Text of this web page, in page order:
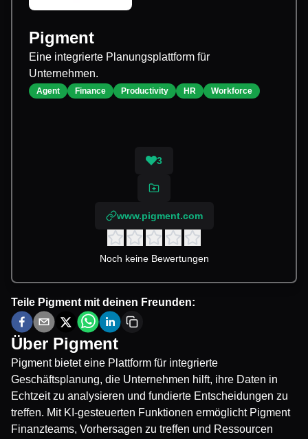
Pigment
Eine integrierte Planungsplattform für
Unternehmen.
Agent Finance Productivity HR Workforce
3
www.pigment.com
Noch keine Bewertungen
Teile Pigment mit deinen Freunden:
Über Pigment
Pigment bietet eine Plattform für integrierte
Geschäftsplanung, die Unternehmen hilft, ihre Daten in
Echtzeit zu analysieren und fundierte Entscheidungen zu
treffen. Mit KI-gesteuerten Funktionen ermöglicht Pigment
Finanzteams, Vorhersagen zu treffen und Ressourcen